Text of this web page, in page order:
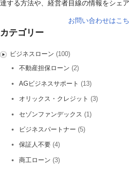
達する方法や、経営者目線の情報をシェア
お問い合わせはこ
カテゴリー
ビジネスローン (100)
不動産担保ローン (2)
AGビジネスサポート (13)
オリックス・クレジット (3)
セゾンファンデックス (1)
ビジネスパートナー (5)
保証人不要 (4)
商工ローン (3)